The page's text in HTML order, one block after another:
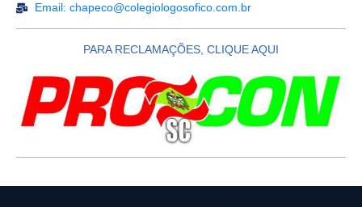
Email: chapeco@colegiologosofico.com.br
PARA RECLAMAÇÕES, CLIQUE AQUI